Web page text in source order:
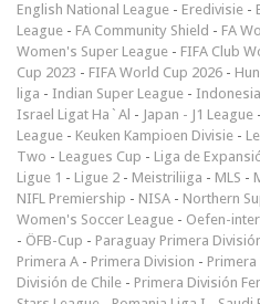
English National League - Eredivisie -
League - FA Community Shield - FA
Women's Super League - FIFA Club
Cup 2023 - FIFA World Cup 2026 -
liga - Indian Super League -
Israel Ligat Ha`Al - Japan - J1 League -
League - Keuken Kampioen Divisie -
Two - Leagues Cup - Liga de
Ligue 1 - Ligue 2 - Meistriliiga - MLS -
NIFL Premiership - NISA - Northern
Women's Soccer League - Oefen-
- ÖFB-Cup - Paraguay Primera
Primera A - Primera Division -
División de Chile - Primera División